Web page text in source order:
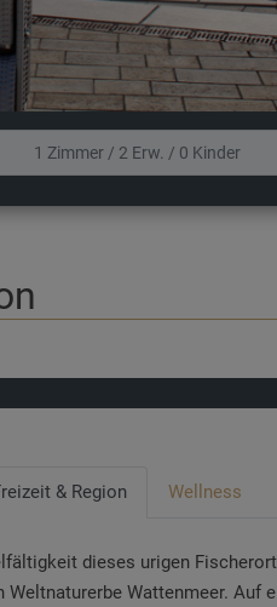
& Region Wellness
dieses urigen
Wattenmeer. Auf